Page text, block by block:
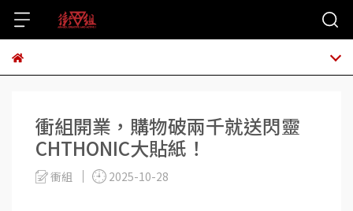
衝組開業，購物破兩千就送閃靈
CHTHONIC大貼紙！
衝組 2025-10-28